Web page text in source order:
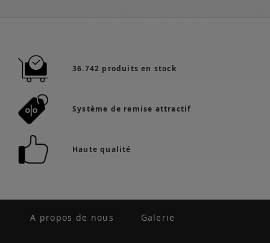
36.742 produits en stock
Système de remise attractif
Haute qualité
A propos de nous Galerie